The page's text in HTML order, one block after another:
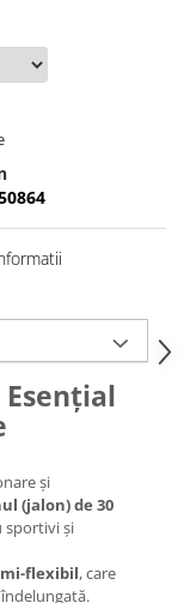
Esențial
și
(jalon) de 30
sportivi și
flexibil, care